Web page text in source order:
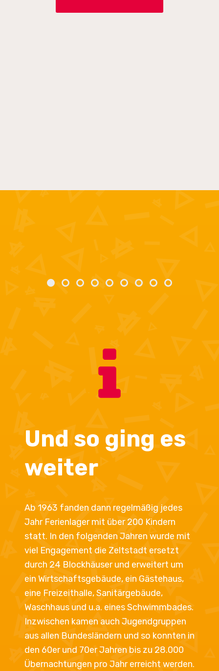
Und so ging es
weiter
Ab 1963 fanden dann regelmäßig jedes
Jahr Ferienlager mit über 200 Kindern
statt. In den folgenden Jahren wurde mit
viel Engagement die Zeltstadt ersetzt
durch 24 Blockhäuser und erweitert um
ein Wirtschaftsgebäude, ein Gästehaus,
eine Freizeithalle, Sanitärgebäude,
Waschhaus und u.a. eines Schwimmbades.
Inzwischen kamen auch Jugendgruppen
aus allen Bundesländern und so konnten in
den 60er und 70er Jahren bis zu 28.000
Übernachtungen pro Jahr erreicht werden.